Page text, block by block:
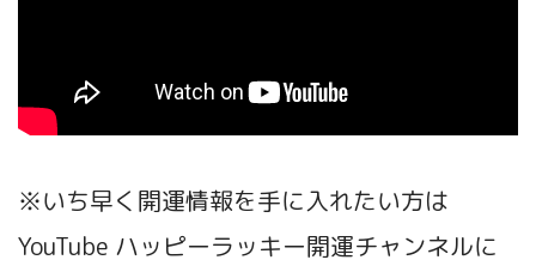
※いち早く開運情報を手に入れたい方は
YouTube ハッピーラッキー開運チャンネルに